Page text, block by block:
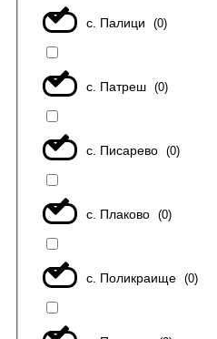
с. Палици (0)
с. Патреш (0)
с. Писарево (0)
с. Плаково (0)
с. Поликраище (0)